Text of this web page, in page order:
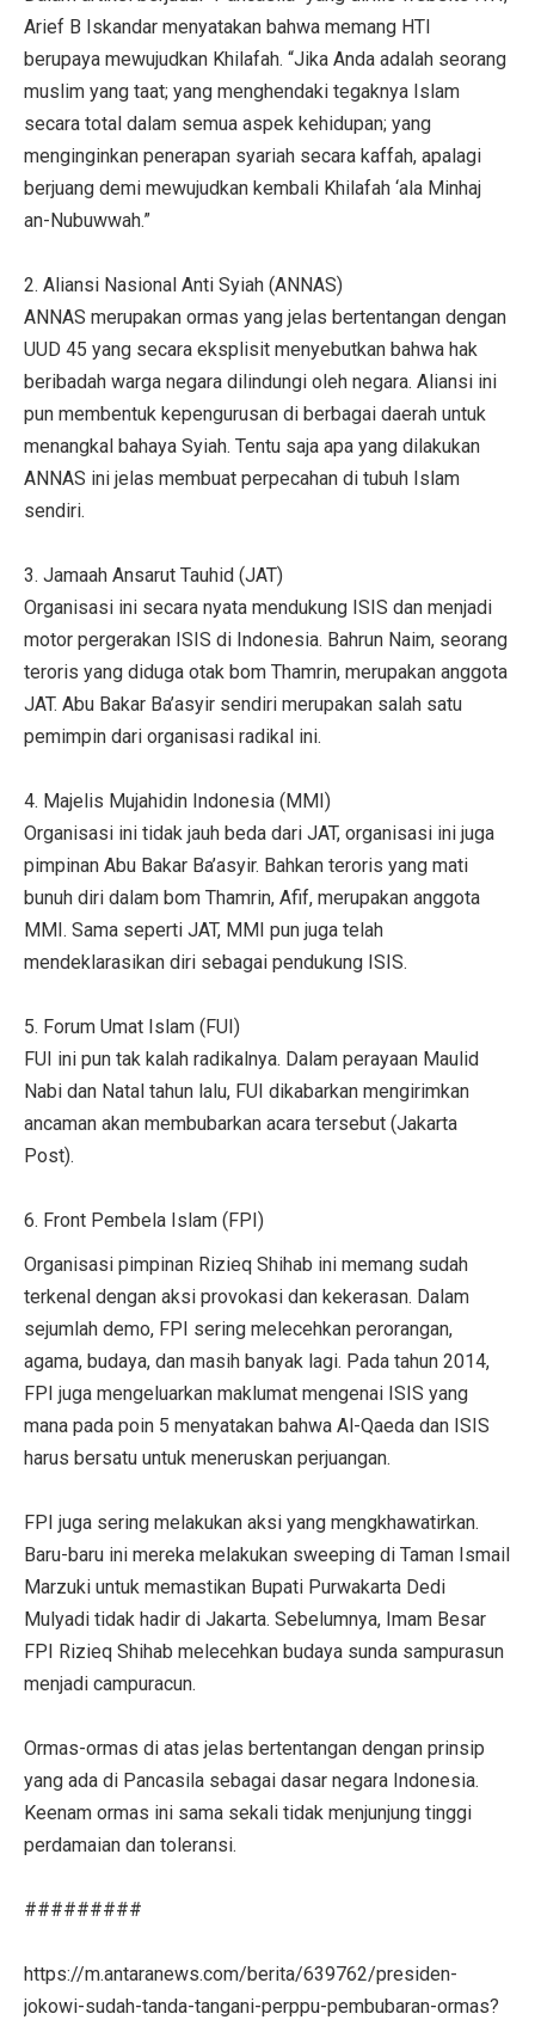
Arief B Iskandar menyatakan bahwa memang HTI
berupaya mewujudkan Khilafah. “Jika Anda adalah seorang
muslim yang taat; yang menghendaki tegaknya Islam
secara total dalam semua aspek kehidupan; yang
menginginkan penerapan syariah secara kaffah, apalagi
berjuang demi mewujudkan kembali Khilafah ‘ala Minhaj
an-Nubuwwah.”
2. Aliansi Nasional Anti Syiah (ANNAS)
ANNAS merupakan ormas yang jelas bertentangan dengan
UUD 45 yang secara eksplisit menyebutkan bahwa hak
beribadah warga negara dilindungi oleh negara. Aliansi ini
pun membentuk kepengurusan di berbagai daerah untuk
menangkal bahaya Syiah. Tentu saja apa yang dilakukan
ANNAS ini jelas membuat perpecahan di tubuh Islam
sendiri.
3. Jamaah Ansarut Tauhid (JAT)
Organisasi ini secara nyata mendukung ISIS dan menjadi
motor pergerakan ISIS di Indonesia. Bahrun Naim, seorang
teroris yang diduga otak bom Thamrin, merupakan anggota
JAT. Abu Bakar Ba’asyir sendiri merupakan salah satu
pemimpin dari organisasi radikal ini.
4. Majelis Mujahidin Indonesia (MMI)
Organisasi ini tidak jauh beda dari JAT, organisasi ini juga
pimpinan Abu Bakar Ba’asyir. Bahkan teroris yang mati
bunuh diri dalam bom Thamrin, Afif, merupakan anggota
MMI. Sama seperti JAT, MMI pun juga telah
mendeklarasikan diri sebagai pendukung ISIS.
5. Forum Umat Islam (FUI)
FUI ini pun tak kalah radikalnya. Dalam perayaan Maulid
Nabi dan Natal tahun lalu, FUI dikabarkan mengirimkan
ancaman akan membubarkan acara tersebut (Jakarta
Post).
6. Front Pembela Islam (FPI)
Organisasi pimpinan Rizieq Shihab ini memang sudah
terkenal dengan aksi provokasi dan kekerasan. Dalam
sejumlah demo, FPI sering melecehkan perorangan,
agama, budaya, dan masih banyak lagi. Pada tahun 2014,
FPI juga mengeluarkan maklumat mengenai ISIS yang
mana pada poin 5 menyatakan bahwa Al-Qaeda dan ISIS
harus bersatu untuk meneruskan perjuangan.
FPI juga sering melakukan aksi yang mengkhawatirkan.
Baru-baru ini mereka melakukan sweeping di Taman Ismail
Marzuki untuk memastikan Bupati Purwakarta Dedi
Mulyadi tidak hadir di Jakarta. Sebelumnya, Imam Besar
FPI Rizieq Shihab melecehkan budaya sunda sampurasun
menjadi campuracun.
Ormas-ormas di atas jelas bertentangan dengan prinsip
yang ada di Pancasila sebagai dasar negara Indonesia.
Keenam ormas ini sama sekali tidak menjunjung tinggi
perdamaian dan toleransi.
#########
https://m.antaranews.com/berita/639762/presiden-
jokowi-sudah-tanda-tangani-perppu-pembubaran-ormas?